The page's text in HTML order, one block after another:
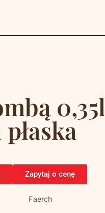
0,35l
Zapytaj o cenę
Faerch